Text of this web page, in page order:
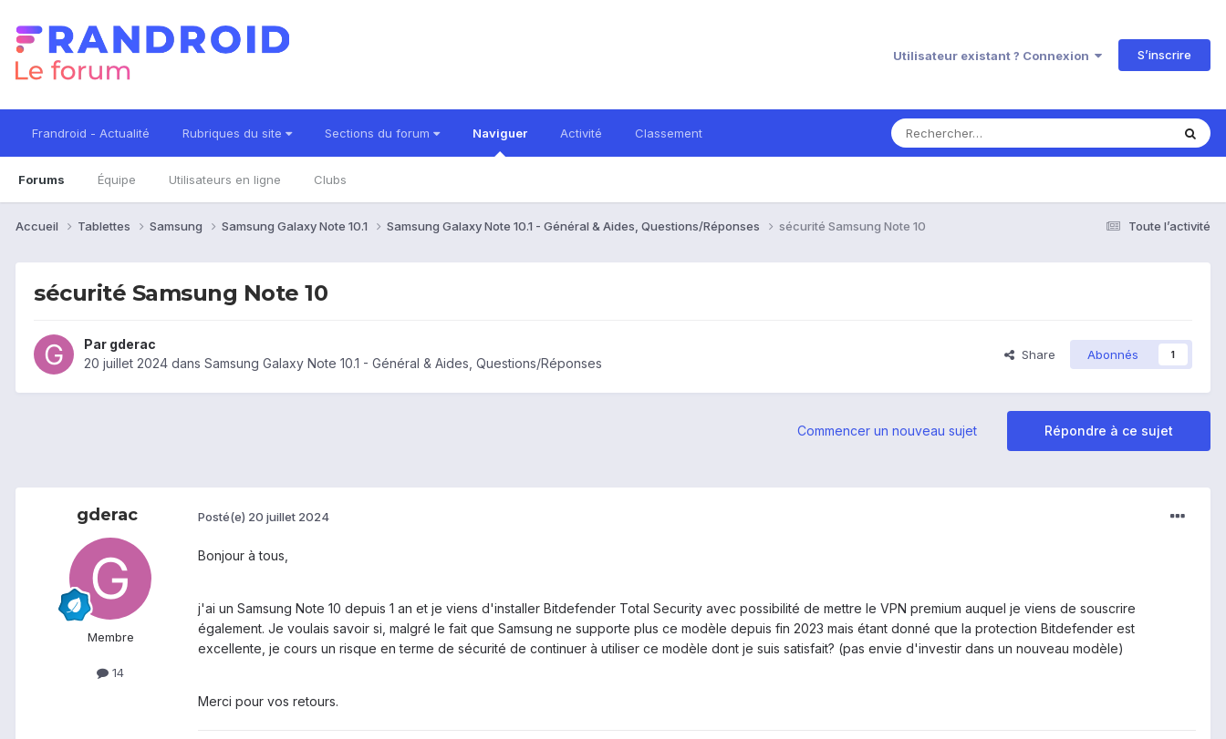
Utilisateur existant ? Connexion S’inscrire
Frandroid - Actualité Rubriques du site Sections du forum Naviguer
Forums Équipe Utilisateurs en ligne Clubs
Activité Classement
Toute l’activité
Accueil Tablettes Samsung Samsung Galaxy Note 10.1 Samsung Galaxy Note 10.1 - Général & Aides, Questions/Réponses sécurité Samsung Note 10
sécurité Samsung Note 10
Par gderac
20 juillet 2024 dans Samsung Galaxy Note 10.1 - Général & Aides, Questions/Réponses
Share Abonnés 1
Répondre à ce sujet
Commencer un nouveau sujet
gderac
Membre
14
Posté(e) 20 juillet 2024
Bonjour à tous,
j'ai un Samsung Note 10 depuis 1 an et je viens d'installer Bitdefender Total Security avec possibilité de mettre le VPN premium auquel je viens de souscrire
également. Je voulais savoir si, malgré le fait que Samsung ne supporte plus ce modèle depuis fin 2023 mais étant donné que la protection Bitdefender est
excellente, je cours un risque en terme de sécurité de continuer à utiliser ce modèle dont je suis satisfait? (pas envie d'investir dans un nouveau modèle)
Merci pour vos retours.